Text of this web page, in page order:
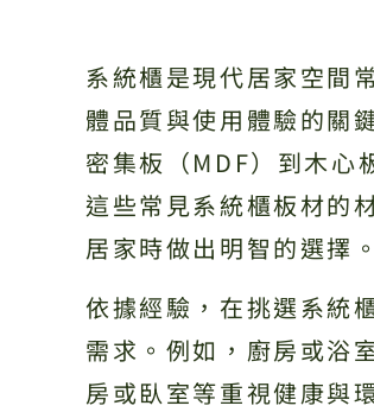
系統櫃是現代居家空間
體品質與使用體驗的關
密集板（MDF）到木心
這些常見系統櫃板材的
居家時做出明智的選擇。
依據經驗，在挑選系統
需求。例如，廚房或浴
房或臥室等重視健康與